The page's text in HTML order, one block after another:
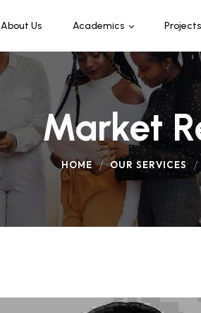
About Us Academics
Programmes & Offerings
Admission
Projects
Leaders
Market
HOME OUR SERVICES